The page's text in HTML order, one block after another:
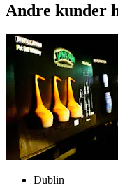
Andre kunder
Dublin